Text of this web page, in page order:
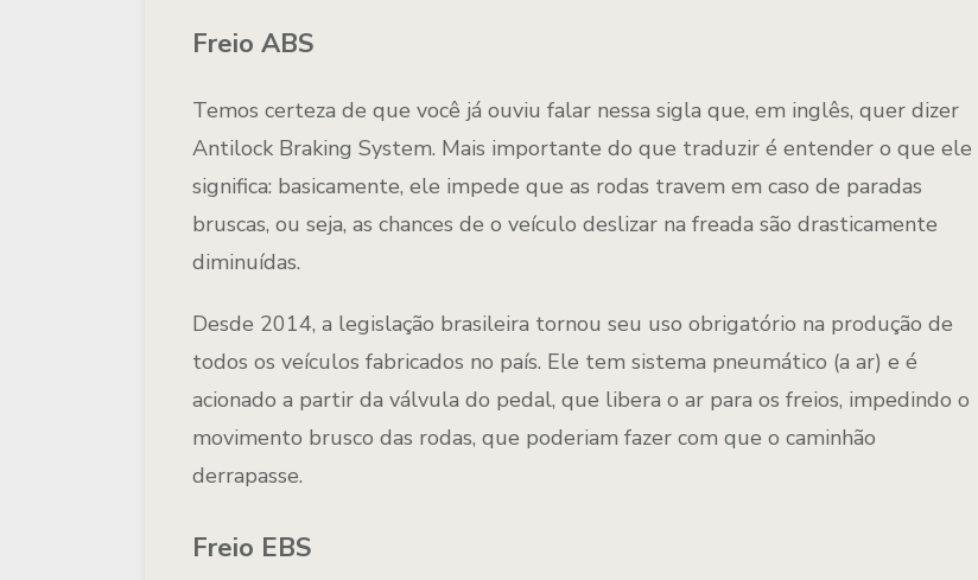
Freio ABS
Temos certeza de que você já ouviu falar nessa sigla que, em inglês, quer dizer
Antilock Braking System. Mais importante do que traduzir é entender o que ele
significa: basicamente, ele impede que as rodas travem em caso de paradas
bruscas, ou seja, as chances de o veículo deslizar na freada são drasticamente
diminuídas.
Desde 2014, a legislação brasileira tornou seu uso obrigatório na produção de
todos os veículos fabricados no país. Ele tem sistema pneumático (a ar) e é
acionado a partir da válvula do pedal, que libera o ar para os freios, impedindo o
movimento brusco das rodas, que poderiam fazer com que o caminhão
derrapasse.
Freio EBS